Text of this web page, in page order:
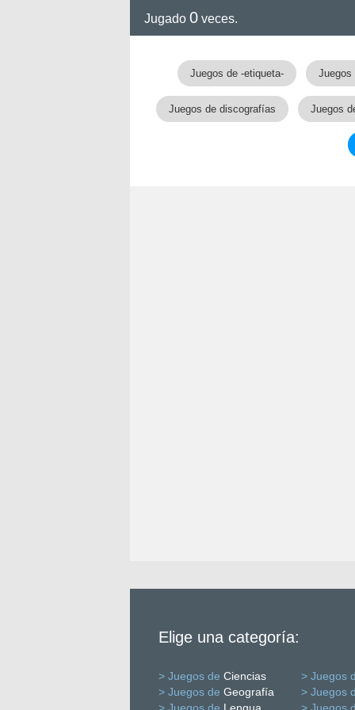
Jugado 0 veces.
Juegos de -etiqueta- Juegos
Juegos de discografías Juegos
Elige una categoría:
> Juegos de Ciencias > Juegos
> Juegos de Geografía > Juegos